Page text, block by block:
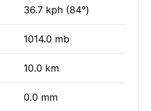
36.7 kph (84°)
1014.0 mb
10.0 km
0.0 mm